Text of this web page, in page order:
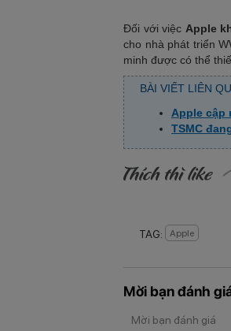
Đối với việc Apple
cho nhà phát triển
minh được có thể
BÀI VIẾT LIÊN
Apple cập
TSMC
TAG: Apple
Mời bạn đánh
Mời bạn đánh giá